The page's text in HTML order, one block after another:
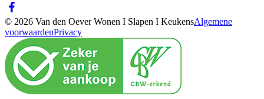
© 2026 Van den Oever Wonen I Slapen I KeukensAlgemene
voorwaardenPrivacy